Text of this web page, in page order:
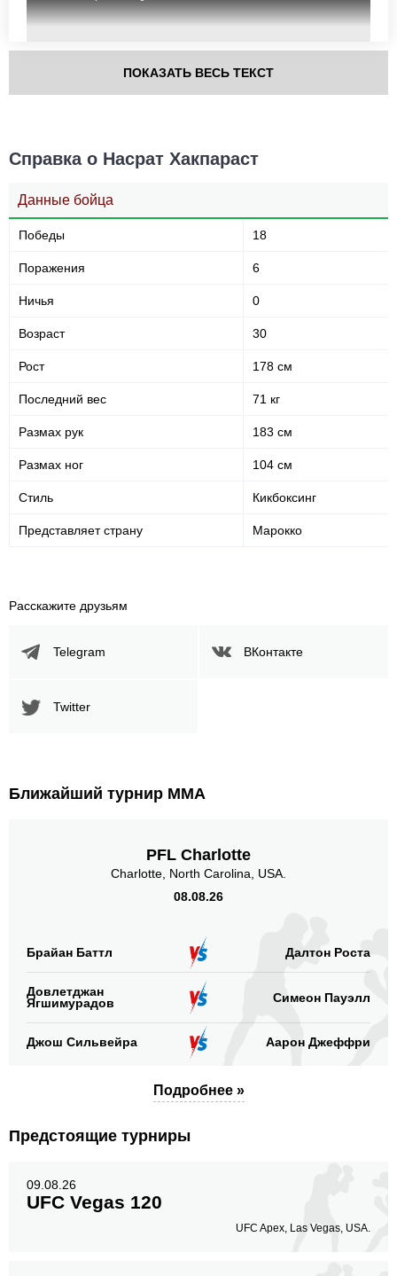
UFC
15
Позиция акцентированных
43
Голова
134
ПОКАЗАТЬ ВЕСЬ ТЕКСТ
Справка о Насрат Хакпараст
Данные бойца
Победы 18
Поражения 6
Ничья 0
Возраст 30
Рост 178 см
Последний вес 71 кг
Размах рук 183 см
Размах ног 104 см
Стиль Кикбоксинг
Представляет страну Марокко
Расскажите друзьям
Telegram ВКонтакте
Twitter
Ближайший турнир ММА
PFL Charlotte
Charlotte, North Carolina, USA.
08.08.26
Брайан Баттл Далтон Роста
Довлетджан
Ягшимурадов
Симеон Пауэлл
Джош Сильвейра Аарон Джеффри
Подробнее »
Предстоящие турниры
09.08.26
UFC Vegas 120
UFC Apex, Las Vegas, USA.